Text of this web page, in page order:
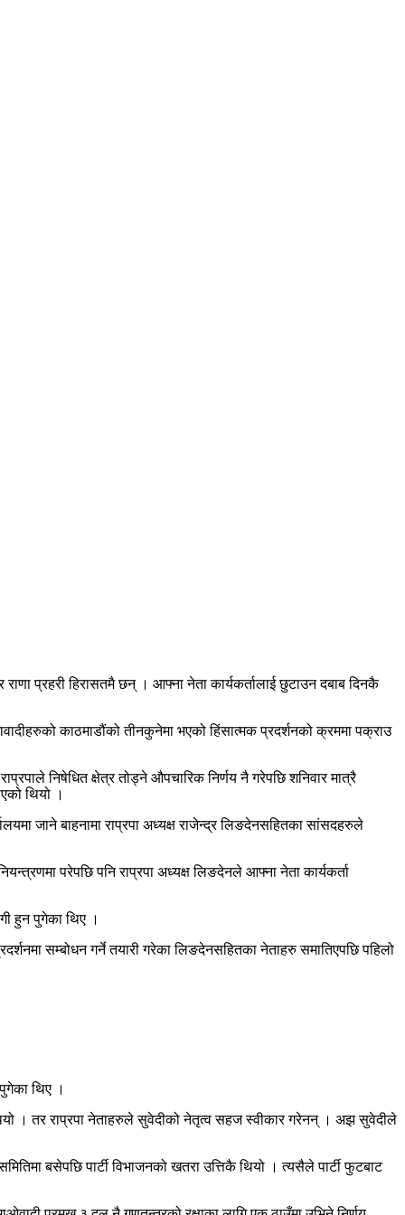
प्रहरी हिरासतमै छन् । आफ्ना नेता कार्यकर्तालाई छुटाउन दबाब दिनकै
काठमाडौंको तीनकुनेमा भएको हिंसात्मक प्रदर्शनको क्रममा पक्राउ
निषेधित क्षेत्र तोड्ने औपचारिक निर्णय नै गरेपछि शनिवार मात्रै
थियो ।
जाने बाहनामा राप्रपा अध्यक्ष राजेन्द्र लिङदेनसहितका सांसदहरुले
परेपछि पनि राप्रपा अध्यक्ष लिङदेनले आफ्ना नेता कार्यकर्ता
हुन पुगेका थिए ।
सम्बोधन गर्ने तयारी गरेका लिङदेनसहितका नेताहरु समातिएपछि पहिलो
थिए ।
थियो । तर राप्रपा नेताहरुले सुवेदीको नेतृत्व सहज स्वीकार गरेनन् । अझ सुवेदीले
बसेपछि पार्टी विभाजनको खतरा उत्तिकै थियो । त्यसैले पार्टी फुटबाट